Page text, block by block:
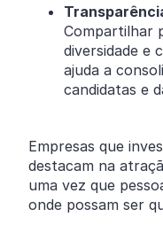
Compartilhar
diversidade e
ajuda a
candidatas e
Empresas que
destacam na
uma vez que
onde possam ser